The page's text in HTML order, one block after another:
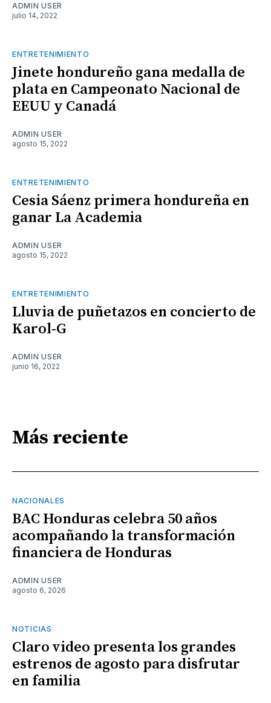
ADMIN USER
julio 14, 2022
ENTRETENIMIENTO
Jinete hondureño gana medalla de
plata en Campeonato Nacional de
EEUU y Canadá
ADMIN USER
agosto 15, 2022
ENTRETENIMIENTO
Cesia Sáenz primera hondureña en
ganar La Academia
ADMIN USER
agosto 15, 2022
ENTRETENIMIENTO
Lluvia de puñetazos en concierto de
Karol-G
ADMIN USER
junio 16, 2022
Más reciente
NACIONALES
BAC Honduras celebra 50 años
acompañando la transformación
financiera de Honduras
ADMIN USER
agosto 6, 2026
NOTICIAS
Claro video presenta los grandes
estrenos de agosto para disfrutar
en familia